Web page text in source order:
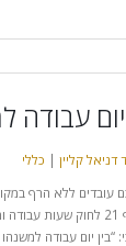
עבודה
דניאל קליין | כללי
ללא הרף
את הוראות החוק! סעיף 21
“בין יום עבודה